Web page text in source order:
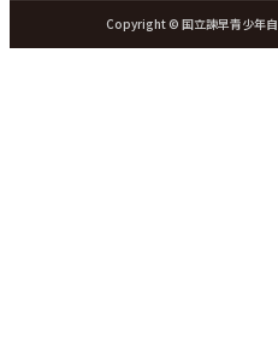
Copyright © 国立諫早青少年